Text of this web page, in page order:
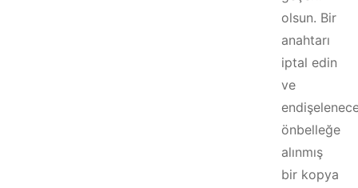
olsun. Bir
anahtarı
iptal edin
ve
önbelleğe
alınmış
bir kopya